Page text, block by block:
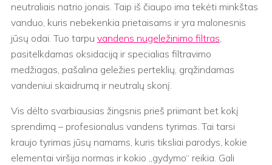
neutraliais natrio jonais. Taip iš čiaupo ima tekėti minkštas
vanduo, kuris nebekenkia prietaisams ir yra malonesnis
jūsų odai. Tuo tarpu vandens nugeležinimo filtras,
pasitelkdamas oksidaciją ir specialias filtravimo
medžiagas, pašalina geležies perteklių, grąžindamas
vandeniui skaidrumą ir neutralų skonį.
Vis dėlto svarbiausias žingsnis prieš priimant bet kokį
sprendimą – profesionalus vandens tyrimas. Tai tarsi
kraujo tyrimas jūsų namams, kuris tiksliai parodys, kokie
elementai viršija normas ir kokio „gydymo“ reikia. Gali